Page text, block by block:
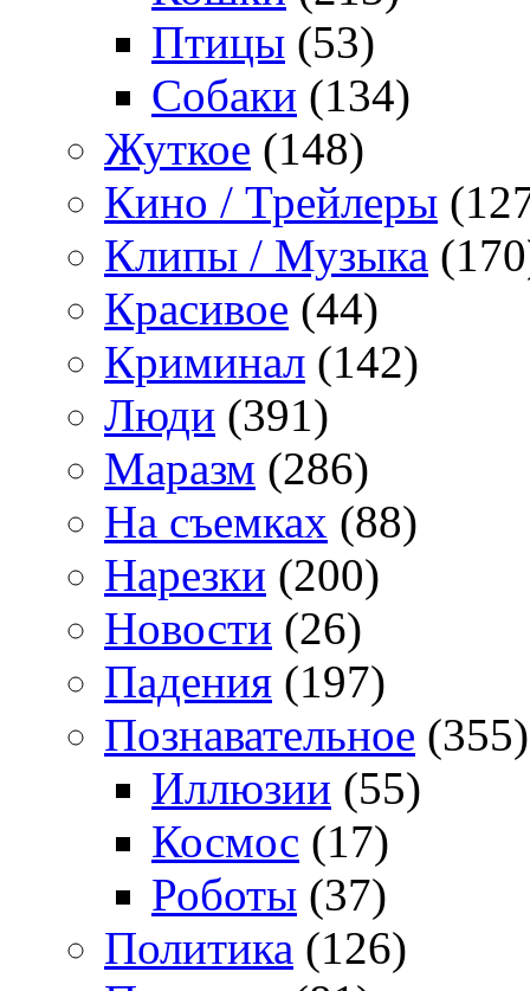
Птицы (53)
Собаки (134)
Жуткое (148)
Кино / Трейлеры
Клипы / Музыка
Красивое (44)
Криминал (142)
Люди (391)
Маразм (286)
На съемках (88)
Нарезки (200)
Новости (26)
Падения (197)
Познавательное (355)
Иллюзии (55)
Космос (17)
Роботы (37)
Политика (126)